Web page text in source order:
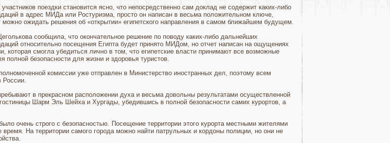
поездки становится ясно, что непосредственно сам доклад не содержит каких-либо
в адрес МИДа или Ростуризма, просто он написан в весьма положительном ключе,
можно ожидать решения об «открытии» египетского направления в самом ближайшем будущем.
сообщила, что окончательное решение по поводу каких-либо дальнейших
относительно посещения Египта будет принято МИДом, но отчет написан на ощущениях
которая смогла убедиться лично в том, что египетские власти принимают все возможные
полной безопасности для жизни и здоровья туристов.
комиссии уже отправлен в Министерство иностранных дел, поэтому всем
России.
в прекрасном расположении духа и весьма довольны результатами осуществленной
Шарм Эль Шейха и Хургады, убедившись в полной безопасности самих курортов, а
очень строго с безопасностью. Посещение территории этого курорта местными жителями
На территории самого города можно найти патрульных и кордоны полиции, но они не